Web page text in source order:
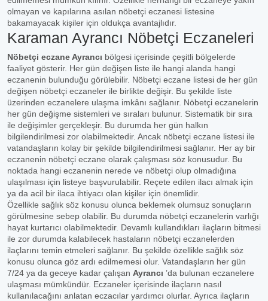
olmayan ve kapılarına asılan nöbetçi eczanesi listesine
bakamayacak kişiler için oldukça avantajlıdır.
Karaman Ayrancı Nöbetçi Eczaneleri
Nöbetçi eczane Ayrancı bölgesi içerisinde çeşitli bölgelerde
faaliyet gösterir. Her gün değişen liste ile hangi alanda hangi
eczanenin bulunduğu görülebilir. Nöbetçi eczane listesi de her gün
değişen nöbetçi eczaneler ile birlikte değişir. Bu şekilde liste
üzerinden eczanelere ulaşma imkânı sağlanır. Nöbetçi eczanelerin
her gün değişme sistemleri ve sıraları bulunur. Sistematik bir sıra
ile değişimler gerçekleşir. Bu durumda her gün halkın
bilgilendirilmesi zor olabilmektedir. Ancak nöbetçi eczane listesi ile
vatandaşların kolay bir şekilde bilgilendirilmesi sağlanır. Her ay bir
eczanenin nöbetçi eczane olarak çalışması söz konusudur. Bu
noktada hangi eczanenin nerede ve nöbetçi olup olmadığına
ulaşılması için listeye başvurulabilir. Reçete edilen ilacı almak için
ya da acil bir ilaca ihtiyacı olan kişiler için önemlidir.
Özellikle sağlık söz konusu olunca beklemek olumsuz sonuçların
görülmesine sebep olabilir. Bu durumda nöbetçi eczanelerin varlığı
hayat kurtarıcı olabilmektedir. Devamlı kullandıkları ilaçların bitmesi
ile zor durumda kalabilecek hastaların nöbetçi eczanelerden
ilaçlarını temin etmeleri sağlanır. Bu şekilde özellikle sağlık söz
konusu olunca göz ardı edilmemesi olur. Vatandaşların her gün
7/24 ya da geceye kadar çalışan Ayrancı ’da bulunan eczanelere
ulaşması mümkündür. Eczaneler içerisinde ilaçların nasıl
kullanılacağını anlatan eczacılar yardımcı olurlar. Ayrıca ilaçların